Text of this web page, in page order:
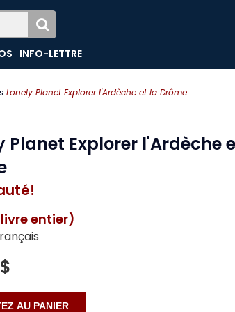
Lonely Planet Explorer l'Ardèche et la Drôme
INFO-LETTRE
Planet Explorer l'Ardèche
entier)